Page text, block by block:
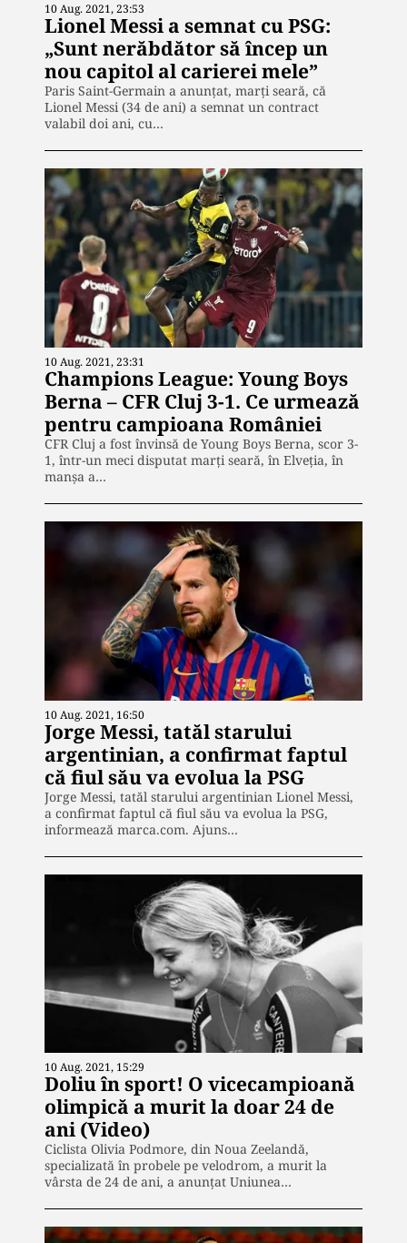
10 Aug. 2021, 23:53
Lionel Messi a semnat cu PSG:
„Sunt nerăbdător să încep un
nou capitol al carierei mele”
Paris Saint-Germain a anunţat, marţi seară, că
Lionel Messi (34 de ani) a semnat un contract
valabil doi ani, cu…
10 Aug. 2021, 23:31
Champions League: Young Boys
Berna – CFR Cluj 3-1. Ce urmează
pentru campioana României
CFR Cluj a fost învinsă de Young Boys Berna, scor 3-
1, într-un meci disputat marți seară, în Elveția, în
manșa a…
10 Aug. 2021, 16:50
Jorge Messi, tatăl starului
argentinian, a confirmat faptul
că fiul său va evolua la PSG
Jorge Messi, tatăl starului argentinian Lionel Messi,
a confirmat faptul că fiul său va evolua la PSG,
informează marca.com. Ajuns…
10 Aug. 2021, 15:29
Doliu în sport! O vicecampioană
olimpică a murit la doar 24 de
ani (Video)
Ciclista Olivia Podmore, din Noua Zeelandă,
specializată în probele pe velodrom, a murit la
vârsta de 24 de ani, a anunţat Uniunea…